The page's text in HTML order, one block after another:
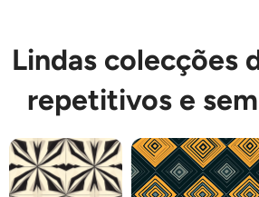
Lindas colecções
repetitivos e